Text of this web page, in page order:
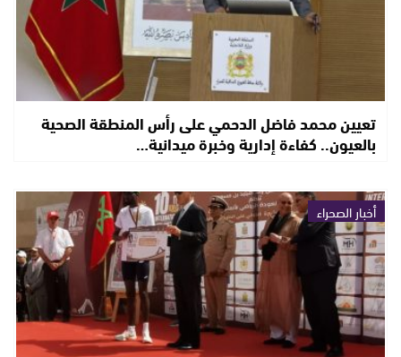
تعيين محمد فاضل الدحمي على رأس المنطقة الصحية
بالعيون.. كفاءة إدارية وخبرة ميدانية…
أخبار الصحراء